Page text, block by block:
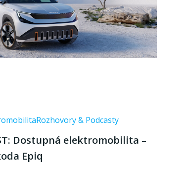
Rozhovory & Podcasty
Dostupná elektromobilita –
Epiq